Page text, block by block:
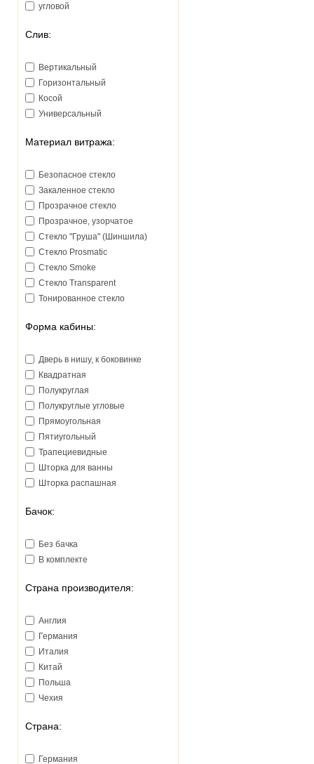
угловой
Слив:
Вертикальный
Горизонтальный
Косой
Универсальный
Материал витража:
Безопасное стекло
Закаленное стекло
Прозрачное стекло
Прозрачное, узорчатое
Стекло "Груша" (Шиншила)
Стекло Prosmatic
Стекло Smoke
Стекло Transparent
Тонированное стекло
Форма кабины:
Дверь в нишу, к боковинке
Квадратная
Полукруглая
Полукруглые угловые
Прямоугольная
Пятиугольный
Трапециевидные
Шторка для ванны
Шторка распашная
Бачок:
Без бачка
В комплекте
Страна производителя:
Англия
Германия
Италия
Китай
Польша
Чехия
Страна:
Германия